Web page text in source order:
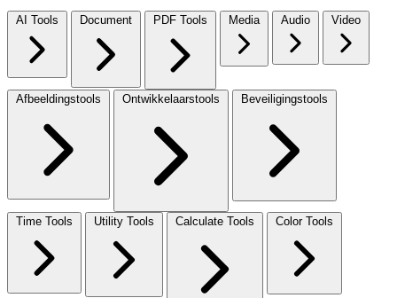
AI Tools Document PDF Tools Media Audio Video
Afbeeldingstools Ontwikkelaarstools Beveiligingstools
Time Tools Utility Tools Calculate Tools Color Tools